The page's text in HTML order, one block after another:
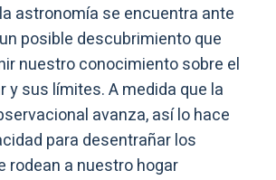
astronomía se encuentra ante
posible descubrimiento que
nuestro conocimiento sobre el
y sus límites. A medida que la
avanza, así lo hace
para desentrañar los
rodean a nuestro hogar